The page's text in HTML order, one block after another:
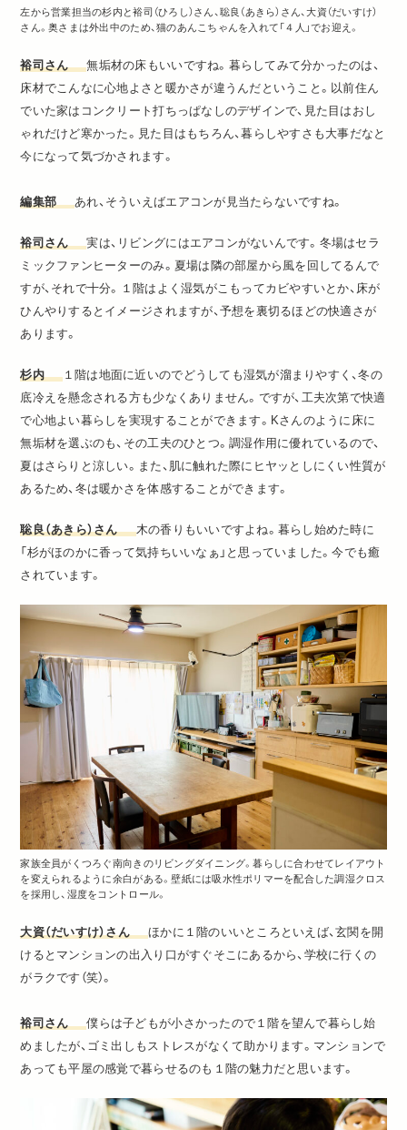
左から営業担当の杉内と裕司（ひろし）さん、聡良（あきら）さん、大資（だいすけ）
さん。奥さまは外出中のため、猫のあんこちゃんを入れて「４人」でお迎え。
裕司さん
無垢材の床もいいですね。暮らしてみて分かったのは、
床材でこんなに心地よさと暖かさが違うんだということ。以前住ん
でいた家はコンクリート打ちっぱなしのデザインで、見た目はおし
ゃれだけど寒かった。見た目はもちろん、暮らしやすさも大事だなと
今になって気づかされます。
編集部 あれ、そういえばエアコンが見当たらないですね。
裕司さん
実は、リビングにはエアコンがないんです。冬場はセラ
ミックファンヒーターのみ。夏場は隣の部屋から風を回してるんで
すが、それで十分。 １階は よく湿気がこもってカビやすいとか、床が
ひんやりするとイメージされますが、予想を裏切るほどの快適さが
あります。
杉内
１階は地面に近いのでどうしても湿気が溜まりやすく、冬の
底冷えを懸念される方も少なくありません。ですが、工夫次第で快適
で心地よい暮らしを実現することができます。Kさんのように床に
無垢材を選ぶのも、その工夫のひとつ。調湿作用に優れているので、
夏はさらりと涼しい。また、肌に触れた際にヒヤッとしにくい性質が
あるため、冬は暖かさを体感することができます。
聡良（あきら）さん
木の香りもいいですよね。暮らし始めた時に
「杉がほのかに香って気持ちいいなぁ」と思っていました。今でも癒
されています。
家族全員がくつろぐ南向きのリビングダイニング。暮らしに合わせてレイアウト
を変えられるように余白がある。壁紙には吸水性ポリマーを配合した調湿クロス
を採用し、湿度をコントロール。
大資（だいすけ）さん
ほかに１階のいいところといえば、玄関を開
けるとマンションの出入り口がすぐそこにあるから、学校に行くの
がラクです（笑）。
裕司さん
僕らは子どもが小さかったので１階を望んで暮らし始
めましたが、ゴミ出しもストレスがなくて助かります。マンションで
あっても平屋の感覚で暮らせるのも１階の魅力だと思います。